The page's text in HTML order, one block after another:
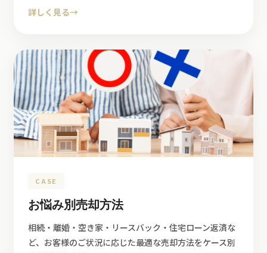
詳しく見る→
CASE
お悩み別売却方法
相続・離婚・空き家・リースバック・住宅ローン返済な
ど、お客様のご状況に応じた最適な売却方法をケース別